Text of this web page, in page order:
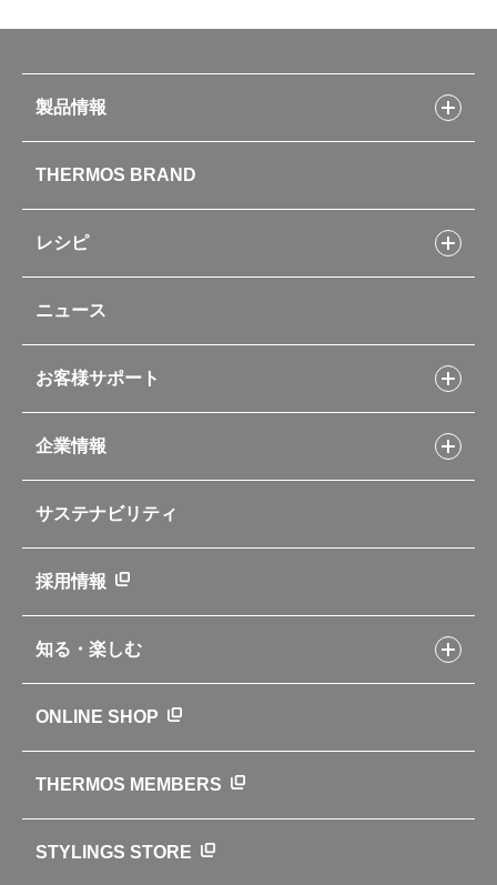
製品情報
水筒
お弁当
キッチン用品
ポット・アイスペール
コーヒーメーカー
ソフトクーラー・バッグ
自転車専用ボトル
アパレル小物
新製品一覧
カタログ
THERMOS BRAND
レシピ
フライパンレシピ
シャトルシェフレシピ
スープジャーレシピ
イージースモーカーレシピ
レシピ本のご紹介
ニュース
お客様サポート
交換用部品の購入方法
部品の種類や販売状況を調べる
よくあるご質問・お問い合わせ
企業情報
企業理念
会社概要
ニュース
世界のサーモス
サーモスの歴史
サステナビリティ
採用情報
知る・楽しむ
クラブサーモス
WEBマガジン
お弁当にエールを込めて
ONLINE SHOP
THERMOS MEMBERS
STYLINGS STORE